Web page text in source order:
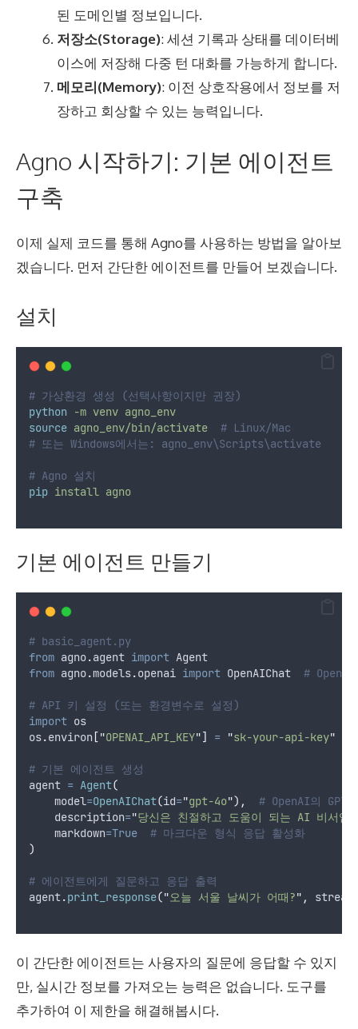
된 도메인별 정보입니다.
저장소(Storage): 세션 기록과 상태를 데이터베
이스에 저장해 다중 턴 대화를 가능하게 합니다.
메모리(Memory): 이전 상호작용에서 정보를 저
장하고 회상할 수 있는 능력입니다.
Agno 시작하기: 기본 에이전트
구축
이제 실제 코드를 통해 Agno를 사용하는 방법을 알아보
겠습니다. 먼저 간단한 에이전트를 만들어 보겠습니다.
설치
# 가상환경 생성 (선택사항이지만 권장)
python
-m venv agno_env
source agno_env/bin/activate
# Linux/Mac
# 또는 Windows에서는: agno_env\Scripts\activate
# Agno 설치
pip install agno
기본 에이전트 만들기
# basic_agent.py
from agno.agent import Agent
from agno.models.openai import OpenAIChat #
# API 키 설정 (또는 환경변수로 설정)
import os
os.environ ["OPENAI_API_KEY"] = "sk-your-api-key"
# 기본 에이전트 생성
agent = Agent(
model=OpenAIChat(id="gpt-4o"),
# OpenAI의
description="당신은 친절하고 도움이 되는 AI 비서입
markdown=True
# 마크다운 형식 응답 활성화
)
# 에이전트에게 질문하고 응답 출력
agent.print_response("오늘 서울 날씨가 어때?" , stream
이 간단한 에이전트는 사용자의 질문에 응답할 수 있지
만, 실시간 정보를 가져오는 능력은 없습니다. 도구를
추가하여 이 제한을 해결해봅시다.